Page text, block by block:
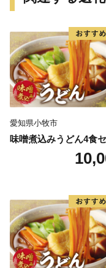
愛知県小牧市
味噌煮込みうどん4食